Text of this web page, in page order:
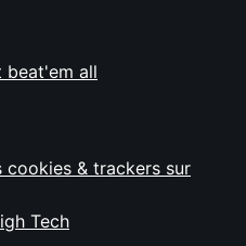
beat'em all
& trackers sur
Tech